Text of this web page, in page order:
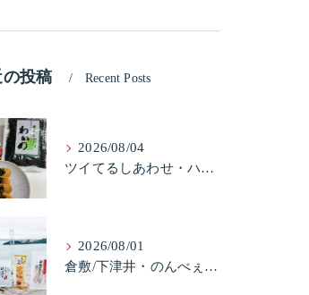
投稿 Recent Posts
2026/08/04
ツイてるしあわせ・ハッピーターンと柿の種とそふとわかめふりかけとタコふりかけ・ハッピーコラボレーション
2026/08/01
倉敷/下津井・のんべぇ5品セット（たこちく、たこ玉、味付のり、串酢だこ、味付けけやわらか真だこチーズ）3歳のお子様も大好きなんですよ。